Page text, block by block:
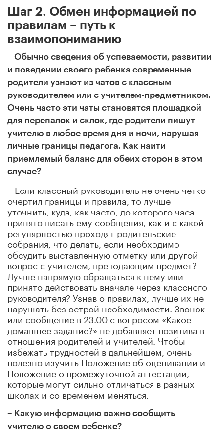
Шаг 2. Обмен информацией по
правилам – путь к
взаимопониманию
– Обычно сведения об успеваемости, развитии
и поведении своего ребенка современные
родители узнают из чатов с классным
руководителем или с учителем-предметником.
Очень часто эти чаты становятся площадкой
для перепалок и склок, где родители пишут
учителю в любое время дня и ночи, нарушая
личные границы педагога. Как найти
приемлемый баланс для обеих сторон в этом
случае?
– Если классный руководитель не очень четко
очертил границы и правила, то лучше
уточнить, куда, как часто, до которого часа
принято писать ему сообщения, как и с какой
регулярностью проходят родительские
собрания, что делать, если необходимо
обсудить выставленную отметку или другой
вопрос с учителем, преподающим предмет?
Лучше напрямую обращаться к нему или
принято действовать вначале через классного
руководителя? Узнав о правилах, лучше их не
нарушать без острой необходимости. Звонок
или сообщение в 23.00 с вопросом «Какое
домашнее задание?» не добавляет позитива в
отношения родителей и учителей. Чтобы
избежать трудностей в дальнейшем, очень
полезно изучить Положение об оценивании и
Положение о промежуточной аттестации,
которые могут сильно отличаться в разных
школах и со временем меняться.
– Какую информацию важно сообщить
учителю о своем ребенке?